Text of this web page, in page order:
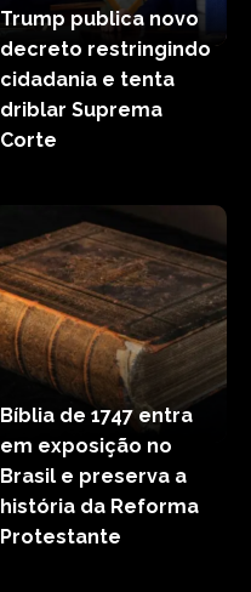
Trump publica novo
decreto restringindo
cidadania e tenta
driblar Suprema
Corte
Bíblia de 1747 entra
em exposição no
Brasil e preserva a
história da Reforma
Protestante